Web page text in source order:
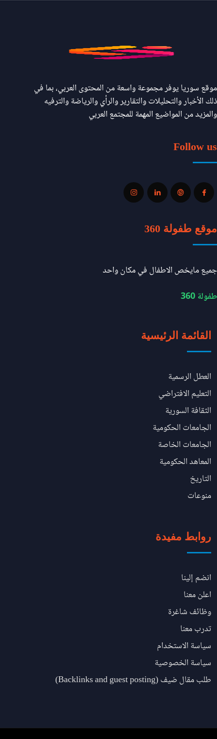
موقع سوريا يوفر مجموعة واسعة من المحتوى العربي، بما في
ذلك الأخبار والتحليلات والتقارير والرأي والرياضة والترفيه
والمزيد من المواضيع المهمة للمجتمع العربي
Follow us
موقع طفولة 360
جميع مايخص الاطفال في مكان واحد
طفولة 360
القائمة الرئيسية
العطل الرسمية
التعليم الافتراضي
الثقافة السورية
الجامعات الحكومية
الجامعات الخاصة
المعاهد الحكومية
التاريخ
منوعات
روابط مفيدة
انضم إلينا
اعلن معنا
وظائف شاغرة
تدرب معنا
سياسة الاستخدام
سياسة الخصوصية
طلب مقال ضيف (Backlinks and guest posting)